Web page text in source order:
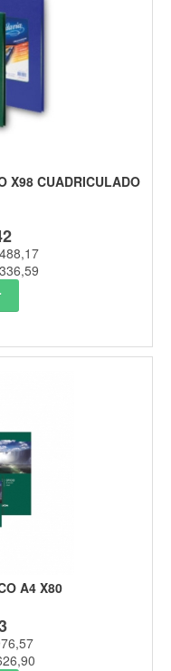
X98 CUADRICULADO
A4 X80